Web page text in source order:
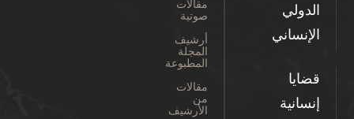
الدولي
الإنساني
قضايا
إنسانية
مقالات
صوتية
أرشيف
المجلة
المطبوعة
مقالات
من
الأرشيف